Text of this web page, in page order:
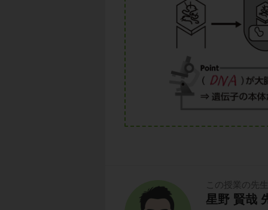
この授業の先生
星野 賢哉